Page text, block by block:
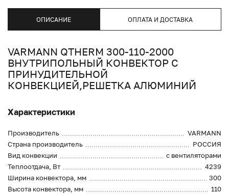
ОПИСАНИЕ ОПЛАТА И ДОСТАВКА
VARMANN QTHERM 300-110-2000
ВНУТРИПОЛЬНЫЙ КОНВЕКТОР С
ПРИНУДИТЕЛЬНОЙ
КОНВЕКЦИЕЙ,РЕШЕТКА АЛЮМИНИЙ
Характеристики
Производитель
VARMANN
Страна производитель
РОССИЯ
Вид конвекции
с вентиляторами
Теплоотдача, Вт
4239
Ширина конвектора, мм
300
Высота конвектора, мм
110